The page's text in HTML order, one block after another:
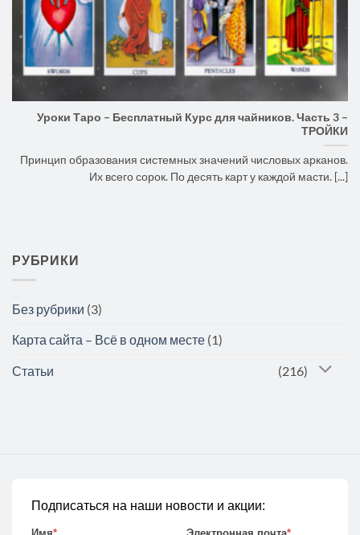
Уроки Таро – Бесплатный Курс для чайников. Часть 3 –
ТРОЙКИ
Принцип образования системных значений числовых арканов.
Их всего сорок. По десять карт у каждой масти. [...]
РУБРИКИ
Без рубрики (3)
Карта сайта – Всё в одном месте (1)
Статьи (216)
Подписаться на наши новости и акции: